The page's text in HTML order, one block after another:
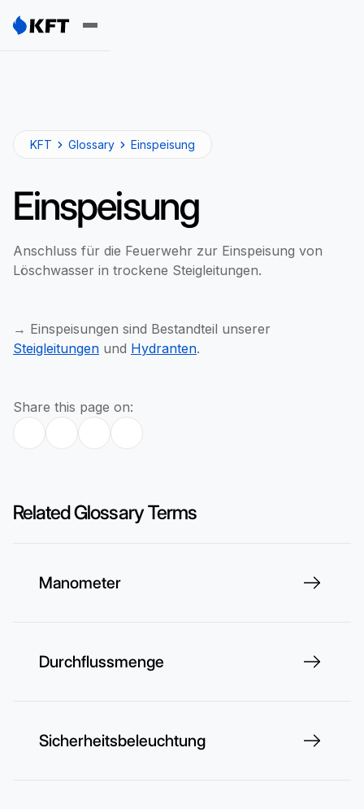
KFT Glossary Einspeisung
Einspeisung
Anschluss für die Feuerwehr zur Einspeisung von
Löschwasser in trockene Steigleitungen.
→ Einspeisungen sind Bestandteil unserer
Steigleitungen und Hydranten.
Share this page on:
Related Glossary Terms
Manometer
Durchflussmenge
Sicherheitsbeleuchtung